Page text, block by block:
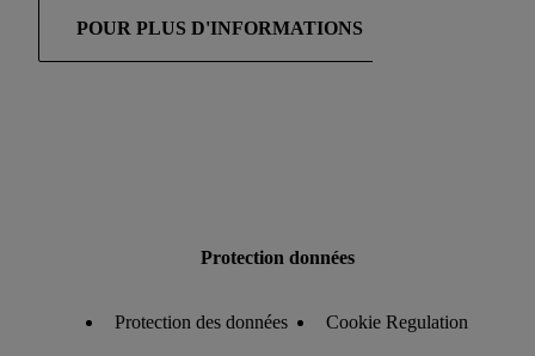
POUR PLUS D'INFORMATIONS
Protection données
Protection des données Cookie Regulation